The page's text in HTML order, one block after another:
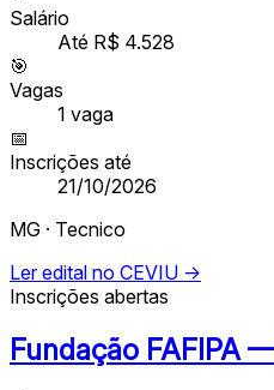
Salário
Até R$ 4.528
🎯
Vagas
1 vaga
📅
Inscrições até
21/10/2026
MG · Tecnico
Ler edital no CEVIU →
Inscrições abertas
Fundação FAFIPA